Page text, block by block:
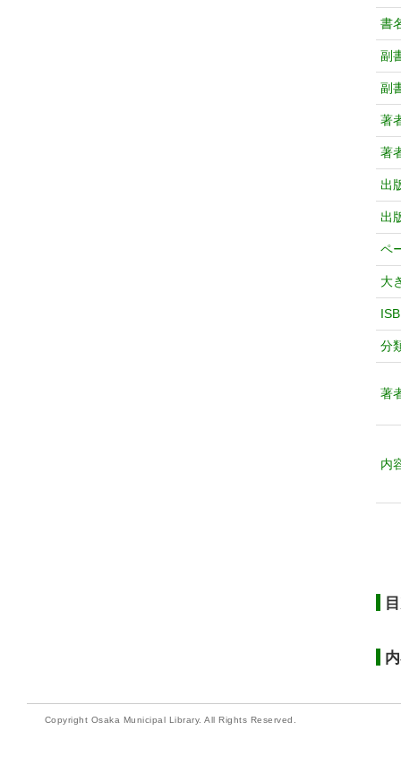
書
副
副
著
著
出
出
ペ
大
分
著
内
Copyright Osaka Municipal Library. All Rights Reserved.